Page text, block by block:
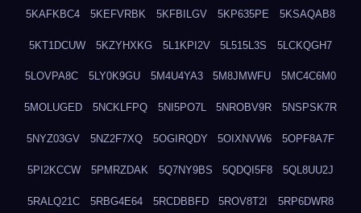
5KAFKBC4 5KEFVRBK 5KFBILGV 5KP635PE 5KSAQAB8
5KT1DCUW 5KZYHXKG 5L1KPI2V 5L515L3S 5LCKQGH7
5LOVPA8C 5LY0K9GU 5M4U4YA3 5M8JMWFU 5MC4C6M0
5MOLUGED 5NCKLFPQ 5NI5PO7L 5NROBV9R 5NSPSK7R
5NYZ03GV 5NZ2F7XQ 5OGIRQDY 5OIXNVW6 5OPF8A7F
5PI2KCCW 5PMRZDAK 5Q7NY9BS 5QDQI5F8 5QL8UU2J
5RALQ21C 5RBG4E64 5RCDBBFD 5ROV8T2I 5RP6DWR8